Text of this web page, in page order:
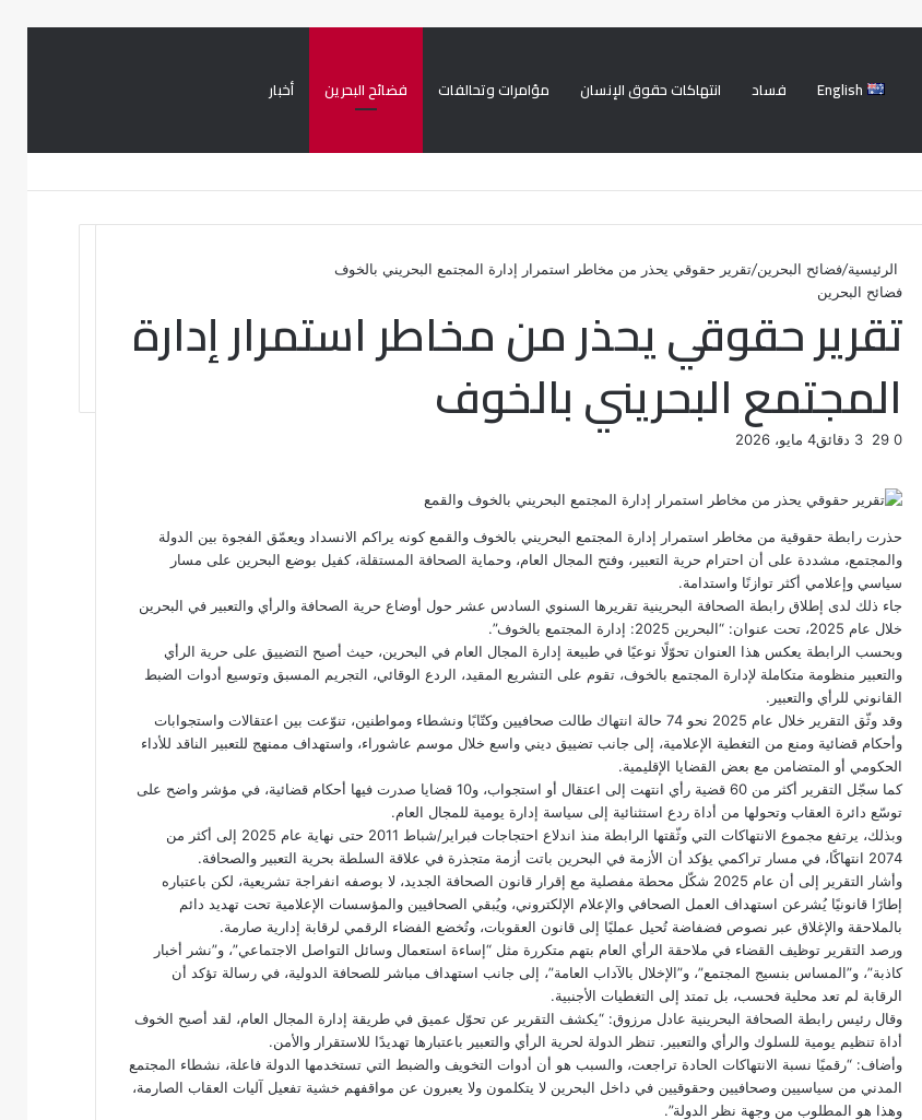
أخبار فضائح البحرين مؤامرات وتحالفات انتهاكات حقوق الإنسان فساد English
الرئيسية/فضائح البحرين/تقرير حقوقي يحذر من مخاطر استمرار إدارة المجتمع البحريني بالخوف
فضائح البحرين
تقرير حقوقي يحذر من مخاطر استمرار إدارة
المجتمع البحريني بالخوف
4 مايو، 2026 0
ي
س
و
و
ي
ر
ي
ن
ك
د
ن
u
l
نe
t
ت
حذرت رابطة حقوقية من مخاطر استمرار إدارة المجتمع البحريني بالخوف والقمع كونه يراكم الانسداد ويعمّق الفجوة بين الدولة
والمجتمع، مشددة على أن احترام حرية التعبير، وفتح المجال العام، وحماية الصحافة المستقلة، كفيل بوضع البحرين على مسار
سياسي وإعلامي أكثر توازنًا واستدامة.
جاء ذلك لدى إطلاق رابطة الصحافة البحرينية تقريرها السنوي السادس عشر حول أوضاع حرية الصحافة والرأي والتعبير في البحرين
خلال عام 2025، تحت عنوان: “البحرين 2025: إدارة المجتمع بالخوف”.
وبحسب الرابطة يعكس هذا العنوان تحوّلًا نوعيًا في طبيعة إدارة المجال العام في البحرين، حيث أصبح التضييق على حرية الرأي
والتعبير منظومة متكاملة لإدارة المجتمع بالخوف، تقوم على التشريع المقيد، الردع الوقائي، التجريم المسبق وتوسيع أدوات الضبط
القانوني للرأي والتعبير.
وقد وثّق التقرير خلال عام 2025 نحو 74 حالة انتهاك طالت صحافيين وكتّابًا ونشطاء ومواطنين، تنوّعت بين اعتقالات واستجوابات
وأحكام قضائية ومنع من التغطية الإعلامية، إلى جانب تضييق ديني واسع خلال موسم عاشوراء، واستهداف ممنهج للتعبير الناقد للأداء
الحكومي أو المتضامن مع بعض القضايا الإقليمية.
كما سجّل التقرير أكثر من 60 قضية رأي انتهت إلى اعتقال أو استجواب، و10 قضايا صدرت فيها أحكام قضائية، في مؤشر واضح على
توسّع دائرة العقاب وتحولها من أداة ردع استثنائية إلى سياسة إدارة يومية للمجال العام.
وبذلك، يرتفع مجموع الانتهاكات التي وثّقتها الرابطة منذ اندلاع احتجاجات فبراير/شباط 2011 حتى نهاية عام 2025 إلى أكثر من
2074 انتهاكًا، في مسار تراكمي يؤكد أن الأزمة في البحرين باتت أزمة متجذرة في علاقة السلطة بحرية التعبير والصحافة.
وأشار التقرير إلى أن عام 2025 شكّل محطة مفصلية مع إقرار قانون الصحافة الجديد، لا بوصفه انفراجة تشريعية، لكن باعتباره
إطارًا قانونيًا يُشرعن استهداف العمل الصحافي والإعلام الإلكتروني، ويُبقي الصحافيين والمؤسسات الإعلامية تحت تهديد دائم
بالملاحقة والإغلاق عبر نصوص فضفاضة تُحيل عمليًا إلى قانون العقوبات، وتُخضع الفضاء الرقمي لرقابة إدارية صارمة.
ورصد التقرير توظيف القضاء في ملاحقة الرأي العام بتهم متكررة مثل “إساءة استعمال وسائل التواصل الاجتماعي”، و”نشر أخبار
كاذبة”، و”المساس بنسيج المجتمع”، و”الإخلال بالآداب العامة”، إلى جانب استهداف مباشر للصحافة الدولية، في رسالة تؤكد أن
الرقابة لم تعد محلية فحسب، بل تمتد إلى التغطيات الأجنبية.
وقال رئيس رابطة الصحافة البحرينية عادل مرزوق: “يكشف التقرير عن تحوّل عميق في طريقة إدارة المجال العام، لقد أصبح الخوف
أداة تنظيم يومية للسلوك والرأي والتعبير. تنظر الدولة لحرية الرأي والتعبير باعتبارها تهديدًا للاستقرار والأمن.
وأضاف: “رقميًا نسبة الانتهاكات الحادة تراجعت، والسبب هو أن أدوات التخويف والضبط التي تستخدمها الدولة فاعلة، نشطاء المجتمع
المدني من سياسيين وصحافيين وحقوقيين في داخل البحرين لا يتكلمون ولا يعبرون عن مواقفهم خشية تفعيل آليات العقاب الصارمة،
وهذا هو المطلوب من وجهة نظر الدولة”.